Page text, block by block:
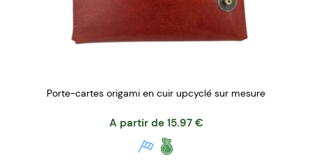
Porte-cartes origami en cuir upcyclé sur mesure
A partir de 15.97 €